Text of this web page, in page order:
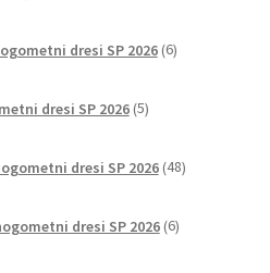
dresi SP 2026 6izdelkov
dresi SP 2026 5izdelkov
dresi SP 2026 48izdelkov
dresi SP 2026 6izdelkov